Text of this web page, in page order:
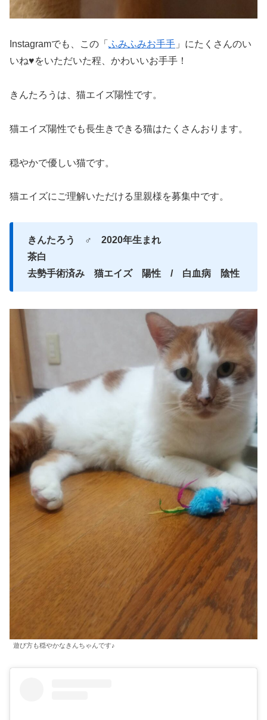
Instagramでも、この「 ふみふみお手手 」にたくさんのい
いね♥をいただいた程、かわいいお手手！
きんたろうは、猫エイズ陽性です。
猫エイズ陽性でも長生きできる猫はたくさんおります。
穏やかで優しい猫です。
猫エイズにご理解いただける里親様を募集中です。
きんたろう ♂ 2020年生まれ
茶白
去勢手術済み 猫エイズ 陽性 / 白血病 陰性
遊び方も穏やかなきんちゃんです♪